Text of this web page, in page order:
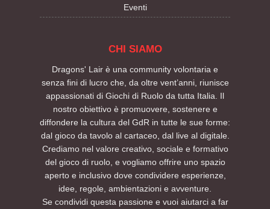
Eventi
CHI SIAMO
Dragons' Lair è una community volontaria e
senza fini di lucro che, da oltre vent’anni, riunisce
appassionati di Giochi di Ruolo da tutta Italia. Il
nostro obiettivo è promuovere, sostenere e
diffondere la cultura del GdR in tutte le sue forme:
dal gioco da tavolo al cartaceo, dal live al digitale.
Crediamo nel valore creativo, sociale e formativo
del gioco di ruolo, e vogliamo offrire uno spazio
aperto e inclusivo dove condividere esperienze,
idee, regole, ambientazioni e avventure.
Se condividi questa passione e vuoi aiutarci a far